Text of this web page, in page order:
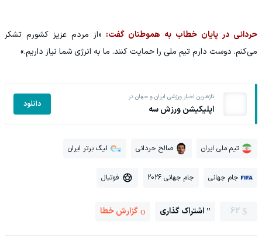
حردانی در پایان خطاب به هموطنان گفت: «از مردم عزیز کشورم تشکر
می‌کنم. دوست دارم تیم ملی را حمایت کنند. ما به انرژی شما نیاز داریم.»
تازه‌ترین اخبار ورزشی ایران و جهان در
اپلیکیشن ورزش سه دانلود
تیم ملی ایران صالح حردانی لیگ برتر ایران
جام جهانی جام جهانی 2026 فوتبال
62 اشتراک گذاری گزارش خطا